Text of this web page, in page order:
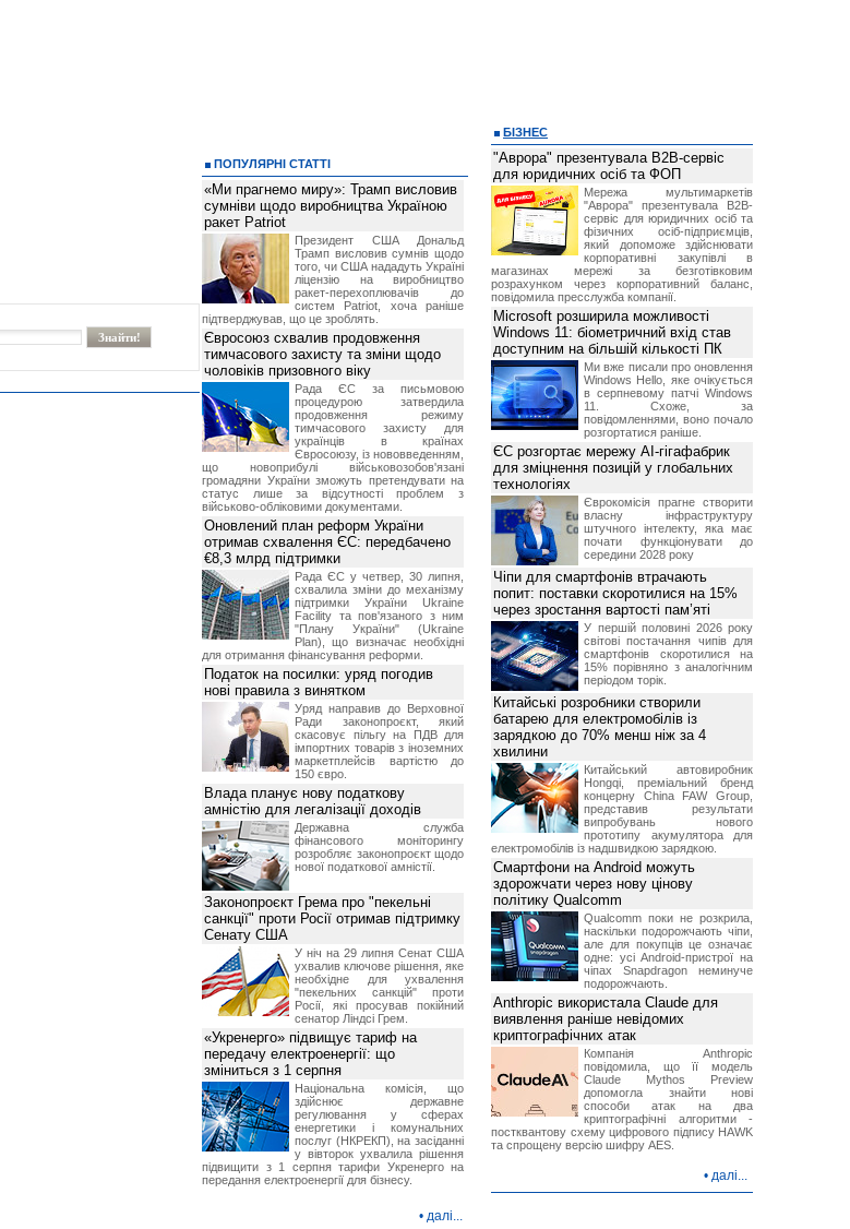
ПОПУЛЯРНІ СТАТТІ
«Ми прагнемо миру»: Трамп висловив
сумніви щодо виробництва Україною
ракет Patriot
Президент США Дональд
Трамп висловив сумнів щодо
того, чи США нададуть Україні
ліцензію на виробництво
ракет-перехоплювачів до
систем Patriot, хоча раніше
підтверджував, що це зроблять.
Євросоюз схвалив продовження
тимчасового захисту та зміни щодо
чоловіків призовного віку
Рада ЄС за письмовою
процедурою затвердила
продовження режиму
тимчасового захисту для
українців в країнах
Євросоюзу, із нововведенням,
що новоприбулі військовозобов'язані
громадяни України зможуть претендувати на
статус лише за відсутності проблем з
військово-обліковими документами.
Оновлений план реформ України
отримав схвалення ЄС: передбачено
€8,3 млрд підтримки
Рада ЄС у четвер, 30 липня,
схвалила зміни до механізму
підтримки України Ukraine
Facility та пов'язаного з ним
"Плану України" (Ukraine
Plan), що визначає необхідні
для отримання фінансування реформи.
Податок на посилки: уряд погодив
нові правила з винятком
Уряд направив до Верховної
Ради законопроєкт, який
скасовує пільгу на ПДВ для
імпортних товарів з іноземних
маркетплейсів вартістю до
150 євро.
Влада планує нову податкову
амністію для легалізації доходів
Державна служба
фінансового моніторингу
розробляє законопроєкт щодо
нової податкової амністії.
Законопроєкт Грема про "пекельні
санкції" проти Росії отримав підтримку
Сенату США
У ніч на 29 липня Сенат США
ухвалив ключове рішення, яке
необхідне для ухвалення
"пекельних санкцій" проти
Росії, які просував покійний
сенатор Ліндсі Грем.
«Укренерго» підвищує тариф на
передачу електроенергії: що
зміниться з 1 серпня
Національна комісія, що
здійснює державне
регулювання у сферах
енергетики і комунальних
послуг (НКРЕКП), на засіданні
у вівторок ухвалила рішення
підвищити з 1 серпня тарифи Укренерго на
передання електроенергії для бізнесу.
• далі...
БІЗНЕС
"Аврора" презентувала B2B-сервіс
для юридичних осіб та ФОП
Мережа мультимаркетів
"Аврора" презентувала B2B-
сервіс для юридичних осіб та
фізичних осіб-підприємців,
який допоможе здійснювати
корпоративні закупівлі в
магазинах мережі за безготівковим
розрахунком через корпоративний баланс,
повідомила пресслужба компанії.
Microsoft розширила можливості
Windows 11: біометричний вхід став
доступним на більшій кількості ПК
Ми вже писали про оновлення
Windows Hello, яке очікується
в серпневому патчі Windows
11. Схоже, за
повідомленнями, воно почало
розгортатися раніше.
ЄС розгортає мережу AI-гігафабрик
для зміцнення позицій у глобальних
технологіях
Єврокомісія прагне створити
власну інфраструктуру
штучного інтелекту, яка має
почати функціонувати до
середини 2028 року
Чіпи для смартфонів втрачають
попит: поставки скоротилися на 15%
через зростання вартості пам’яті
У першій половині 2026 року
світові постачання чипів для
смартфонів скоротилися на
15% порівняно з аналогічним
періодом торік.
Китайські розробники створили
батарею для електромобілів із
зарядкою до 70% менш ніж за 4
хвилини
Китайський автовиробник
Hongqi, преміальний бренд
концерну China FAW Group,
представив результати
випробувань нового
прототипу акумулятора для
електромобілів із надшвидкою зарядкою.
Смартфони на Android можуть
здорожчати через нову цінову
політику Qualcomm
Qualcomm поки не розкрила,
наскільки подорожчають чіпи,
але для покупців це означає
одне: усі Android-пристрої на
чіпах Snapdragon неминуче
подорожчають.
Anthropic використала Claude для
виявлення раніше невідомих
криптографічних атак
Компанія Anthropic
повідомила, що її модель
Claude Mythos Preview
допомогла знайти нові
способи атак на два
криптографічні алгоритми -
постквантову схему цифрового підпису HAWK
та спрощену версію шифру AES.
• далі...